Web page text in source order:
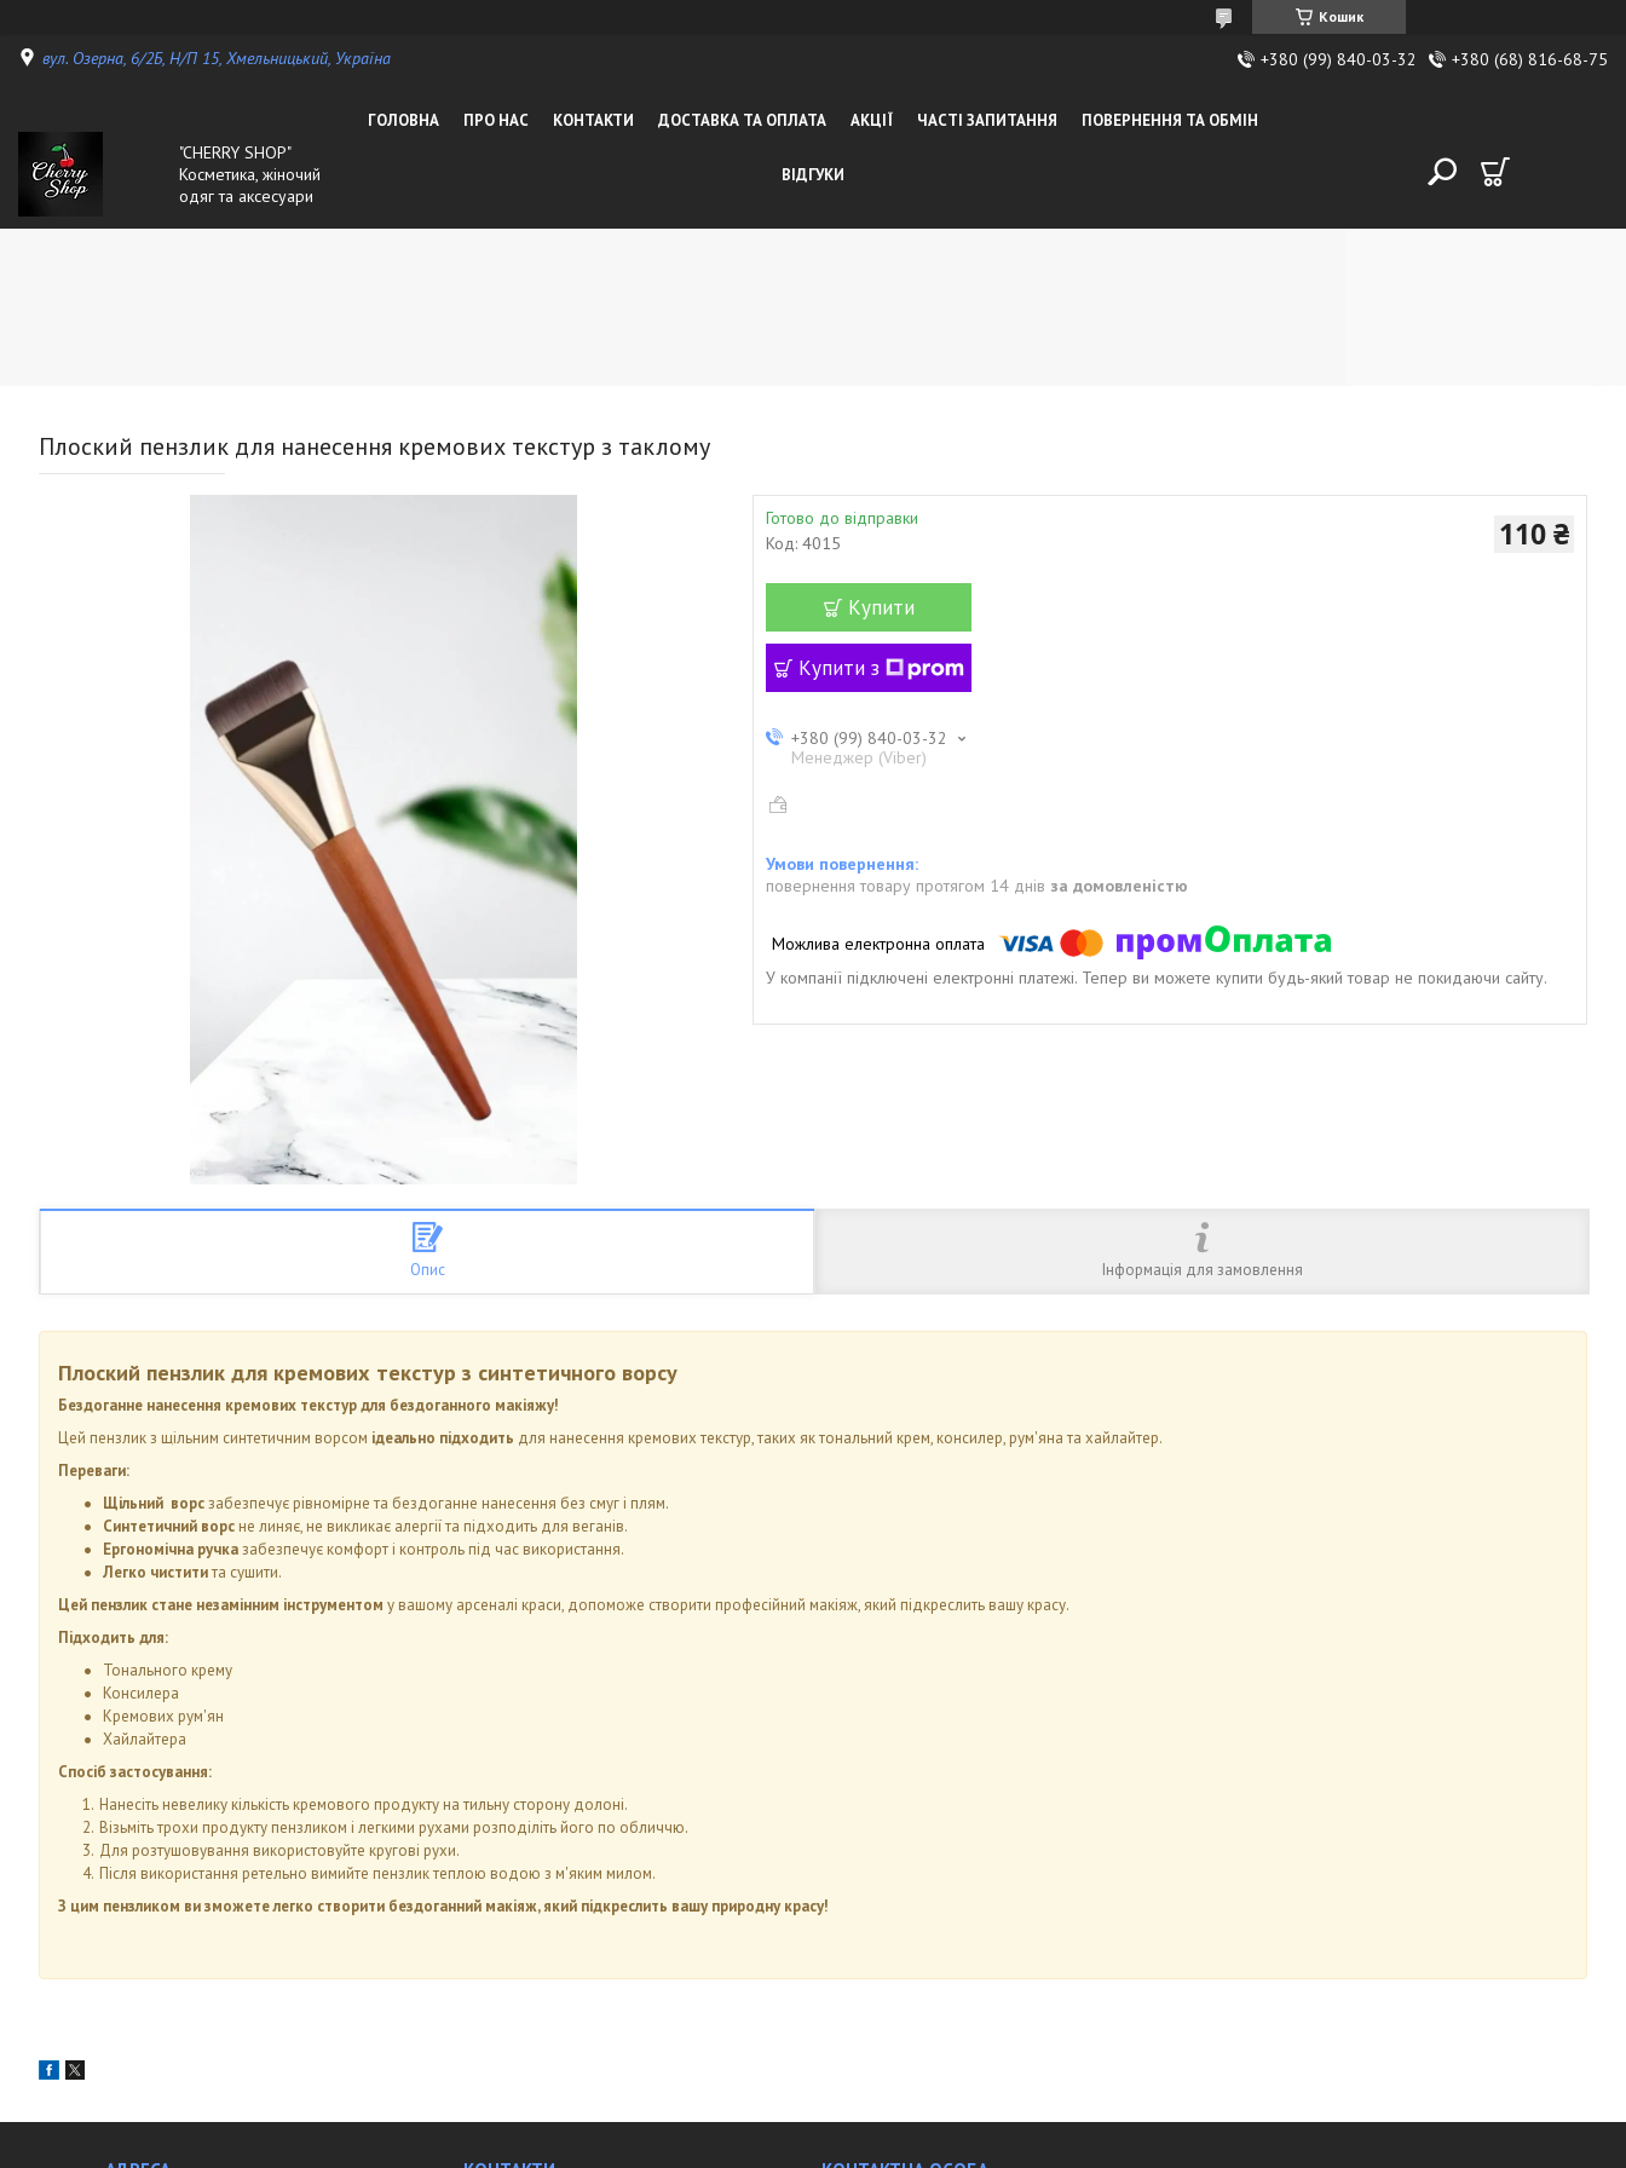
Кошик
вул. Озерна, 6/2Б, Н/П 15, Хмельницький, Україна +380 (99) 840-03-32 +380 (68) 816-68-75
"CHERRY SHOP"
Косметика, жіночий
одяг та аксесуари
ГОЛОВНА ПРО НАС КОНТАКТИ ДОСТАВКА ТА ОПЛАТА АКЦІЇ ЧАСТІ ЗАПИТАННЯ ПОВЕРНЕННЯ ТА ОБМІН
ВІДГУКИ
Плоский пензлик для нанесення кремових текстур з таклому
Готово до відправки
Код: 4015 110 ₴
Купити
Купити з
+380 (99) 840-03-32
Менеджер (Viber)
повернення товару протягом 14 днів за домовленістю
У компанії підключені електронні платежі. Тепер ви можете купити будь-який товар не покидаючи сайту.
Опис Інформація для замовлення
Плоский пензлик для кремових текстур з синтетичного ворсу
Бездоганне нанесення кремових текстур для бездоганного макіяжу!
Цей пензлик з щільним синтетичним ворсом ідеально підходить для нанесення кремових текстур, таких як тональний крем, консилер, рум'яна та хайлайтер.
Переваги:
Щільний ворсзабезпечує рівномірне та бездоганне нанесення без смуг і плям.
Синтетичний ворс не линяє, не викликає алергії та підходить для веганів.
Ергономічна ручказабезпечує комфорт і контроль під час використання.
Легко чиститита сушити.
Цей пензлик стане незамінним інструментом у вашому арсеналі краси, допоможе створити професійний макіяж, який підкреслить вашу красу.
Підходить для:
Тонального крему
Консилера
Кремових рум'ян
Хайлайтера
Спосіб застосування:
Нанесіть невелику кількість кремового продукту на тильну сторону долоні.
Візьміть трохи продукту пензликом і легкими рухами розподіліть його по обличчю.
Для розтушовування використовуйте кругові рухи.
Після використання ретельно вимийте пензлик теплою водою з м'яким милом.
З цим пензликом ви зможете легко створити бездоганний макіяж, який підкреслить вашу природну красу!